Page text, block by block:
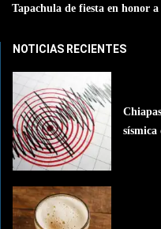
Tapachula de fiesta en honor
NOTICIAS RECIENTES